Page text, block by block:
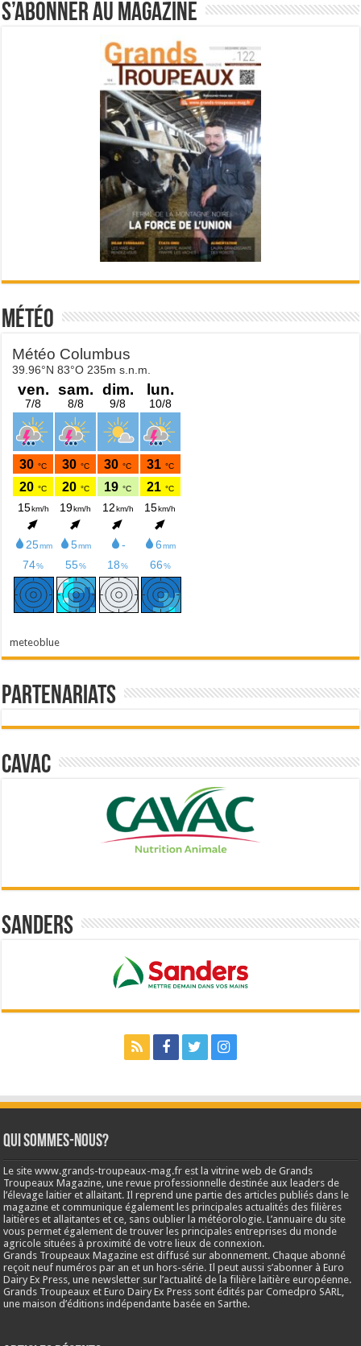
S’abonner au magazine
Météo
meteoblue
Partenariats
Cavac
Sanders
Qui sommes-nous?
Le site www.grands-troupeaux-mag.fr est la vitrine web de Grands
Troupeaux Magazine, une revue professionnelle destinée aux leaders de
l’élevage laitier et allaitant. Il reprend une partie des articles publiés dans le
magazine et communique également les principales actualités des filières
laitières et allaitantes et ce, sans oublier la météorologie. L’annuaire du site
vous permet également de trouver les principales entreprises du monde
agricole situées à proximité de votre lieux de connexion.
Grands Troupeaux Magazine est diffusé sur abonnement. Chaque abonné
reçoit neuf numéros par an et un hors-série. Il peut aussi s’abonner à Euro
Dairy Ex Press, une newsletter sur l’actualité de la filière laitière européenne.
Grands Troupeaux et Euro Dairy Ex Press sont édités par Comedpro SARL,
une maison d’éditions indépendante basée en Sarthe.